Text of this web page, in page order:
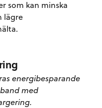
som kan minska
lägre
energibesparande
med